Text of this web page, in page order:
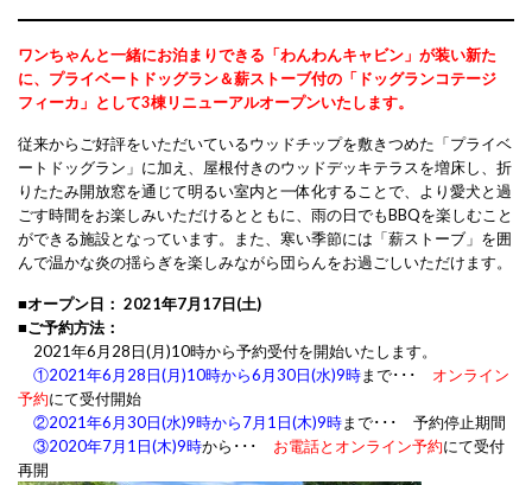
ワンちゃんと一緒にお泊まりできる「わんわんキャビン」が装い新た
に、 プライベートドッグラン＆薪ストーブ付の 「ドッグランコテージ
フィーカ」 として3棟リニューアルオープンいたします。
従来からご好評をいただいているウッドチップを敷きつめた「プライベ
ートドッグラン」に加え、屋根付きのウッドデッキテラスを増床し、折
りたたみ開放窓を通じて明るい室内と一体化することで、より愛犬と過
ごす時間をお楽しみいただけるとともに、雨の日でもBBQを楽しむこと
ができる施設となっています。また、寒い季節には「薪ストーブ」を囲
んで温かな炎の揺らぎを楽しみながら団らんをお過ごしいただけます。
■オープン日： 2021年7月17日(土)
■ご予約方法：
2021年6月28日(月)10時から予約受付を開始いたします。
①2021年6月28日(月)10時から6月30日(水)9時まで･･･ オンライン
予約にて受付開始
②2021年6月30日(水)9時から7月1日(木)9時まで･･･ 予約停止期間
③2020年7月1日(木)9時から･･･ お電話とオンライン予約にて受付
再開